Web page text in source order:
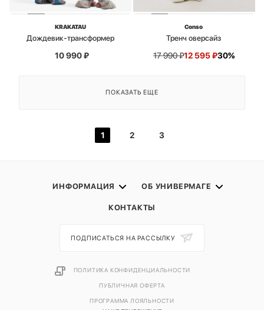
KRAKATAU
Дождевик-трансформер
10 990₽
Conso
Тренч оверсайз
17 990₽12 595₽30%
ПОКАЗАТЬ ЕЩЕ
1 2 3
ИНФОРМАЦИЯ ОБ УНИВЕРМАГЕ
КОНТАКТЫ
ПОДПИСАТЬСЯ НА РАССЫЛКУ
ПОЛИТИКА КОНФИДЕНЦИАЛЬНОСТИ
ПУБЛИЧНАЯ ОФЕРТА
ПРОГРАММА ЛОЯЛЬНОСТИ